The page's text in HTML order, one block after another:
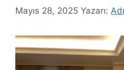
Mayıs 28, 2025 Yazarı: